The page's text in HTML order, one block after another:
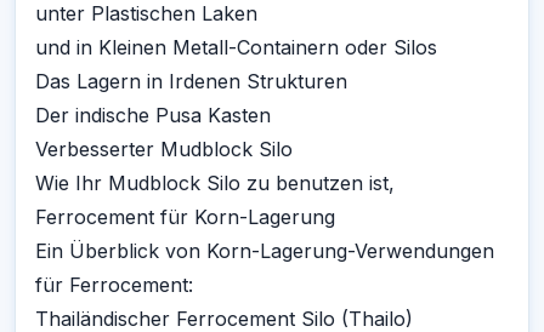
unter Plastischen Laken
und in Kleinen Metall-Containern oder Silos
Das Lagern in Irdenen Strukturen
Der indische Pusa Kasten
Verbesserter Mudblock Silo
Wie Ihr Mudblock Silo zu benutzen ist,
Ferrocement für Korn-Lagerung
Ein Überblick von Korn-Lagerung-Verwendungen
für Ferrocement:
Thailändischer Ferrocement Silo (Thailo)